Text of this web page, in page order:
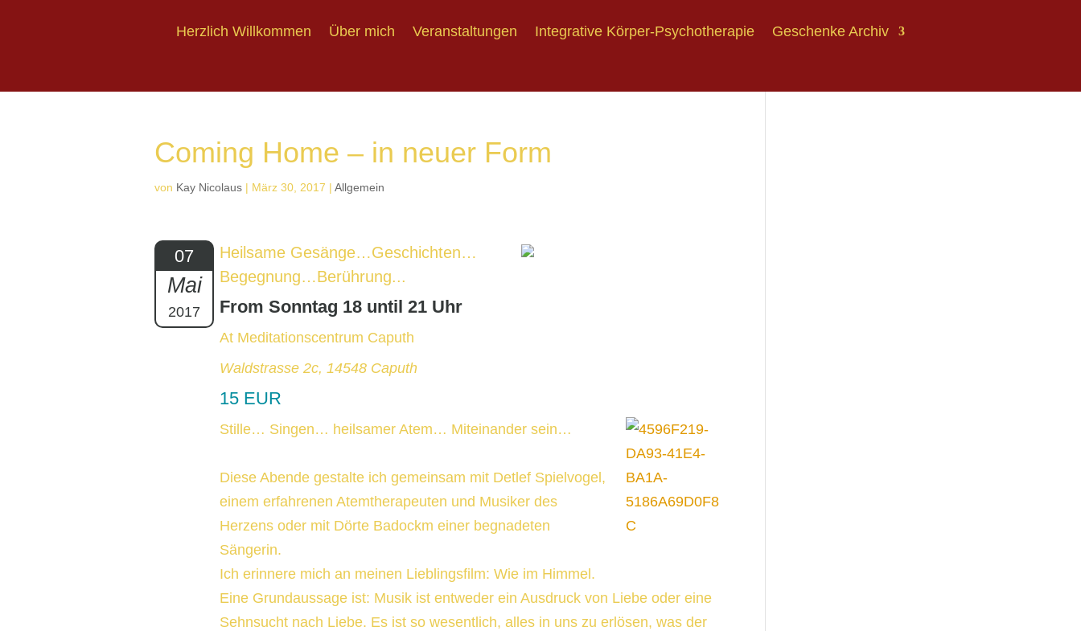
Herzlich Willkommen Über mich Veranstaltungen Integrative Körper-Psychotherapie Geschenke Archiv
Herzlich Willkommen Über mich Veranstaltungen Integrative Körper-Psychotherapie Geschenke Archiv
Coming Home – in neuer Form
von Kay Nicolaus | März 30, 2017 | Allgemein
07
Mai
2017
Heilsame Gesänge…Geschichten…
Begegnung…Berührung...
From Sonntag 18 until 21 Uhr
At Meditationscentrum Caputh
Waldstrasse 2c, 14548 Caputh
15 EUR
Stille… Singen… heilsamer Atem… Miteinander sein…
Diese Abende gestalte ich gemeinsam mit Detlef Spielvogel,
einem erfahrenen Atemtherapeuten und Musiker des
Herzens oder mit Dörte Badockm einer begnadeten
Sängerin.
Ich erinnere mich an meinen Lieblingsfilm: Wie im Himmel.
Eine Grundaussage ist: Musik ist entweder ein Ausdruck von Liebe oder eine
Sehnsucht nach Liebe. Es ist so wesentlich, alles in uns zu erlösen, was der